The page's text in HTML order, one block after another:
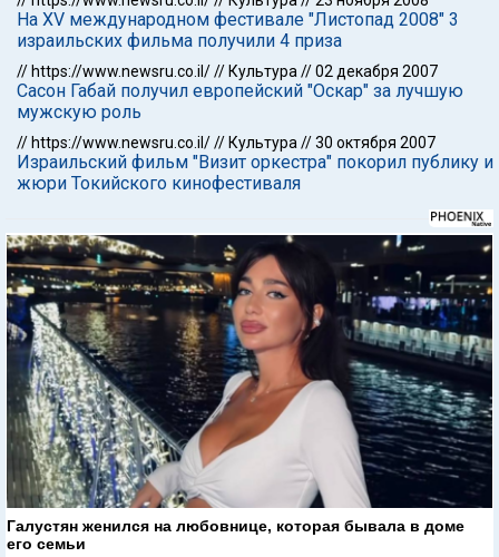
На XV международном фестивале "Листопад 2008" 3
израильских фильма получили 4 приза
// https://www.newsru.co.il/// Культура //02 декабря 2007
Сасон Габай получил европейский "Оскар" за лучшую
мужскую роль
// https://www.newsru.co.il/// Культура //30 октября 2007
Израильский фильм "Визит оркестра" покорил публику и
жюри Токийского кинофестиваля
Галустян женился на любовнице, которая бывала в доме
его семьи